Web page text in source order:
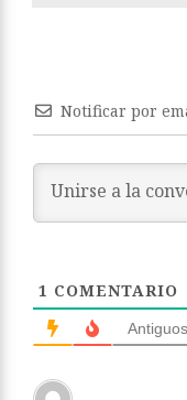
Notificar por
1 COMENTARIO
Antiguos